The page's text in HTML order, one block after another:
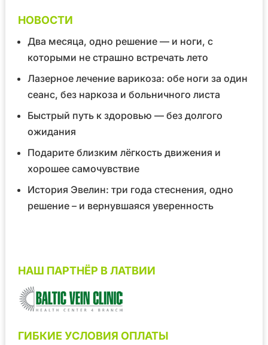
НОВОСТИ
Два месяца, одно решение — и ноги, с
которыми не страшно встречать лето
Лазерное лечение варикоза: обе ноги за один
сеанс, без наркоза и больничного листа
Быстрый путь к здоровью — без долгого
ожидания
Подарите близким лёгкость движения и
хорошее самочувствие
История Эвелин: три года стеснения, одно
решение – и вернувшаяся уверенность
НАШ ПАРТНЁР В ЛАТВИИ
ГИБКИЕ УСЛОВИЯ ОПЛАТЫ